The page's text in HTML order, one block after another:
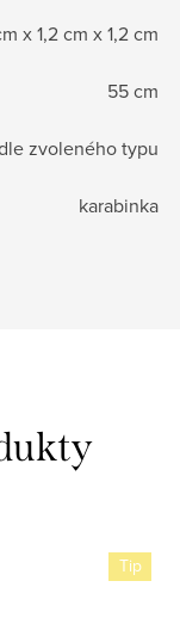
x 1,2 cm x 1,2 cm
55 cm
zvoleného typu
karabinka
Tip